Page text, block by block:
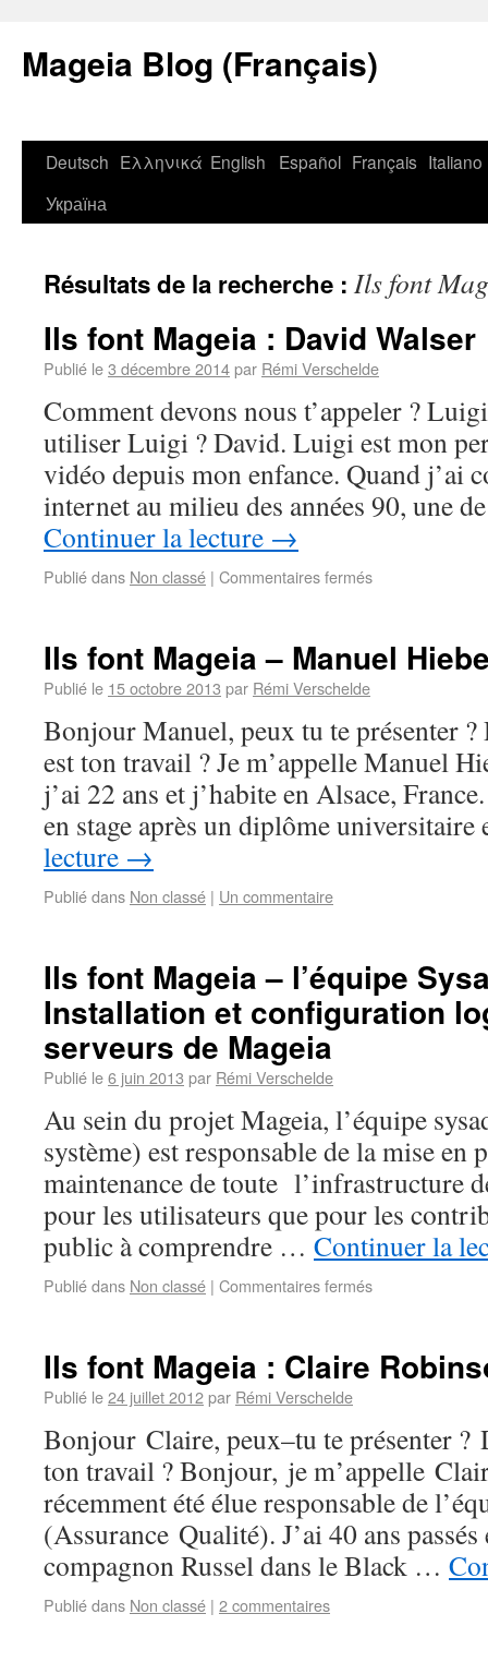
Mageia Blog (Français)
Deutsch Ελληνικά English Español Français Italiano
Україна
Résultats de la recherche : Ils font
Ils font Mageia : David Walser
Publié le3 décembre 2014par Rémi Verschelde
Comment devons nous t’appeler ?
utiliser Luigi ? David. Luigi est mon
vidéo depuis mon enfance. Quand j’ai
internet au milieu des années 90, une
Continuer la lecture →
Publié dans Non classé | Commentaires fermés
Ils font Mageia – Manuel
Publié le 15 octobre 2013 par Rémi Verschelde
Bonjour Manuel, peux tu te présenter ?
est ton travail ? Je m’appelle Manuel
j’ai 22 ans et j’habite en Alsace,
en stage après un diplôme
lecture →
Publié dans Non classé | Un commentaire
Ils font Mageia – l’équipe
Installation et configuration
serveurs de Mageia
Publié le6 juin 2013 par Rémi Verschelde
Au sein du projet Mageia, l’équipe
système) est responsable de la mise en
maintenance de toute l’infrastructure
pour les utilisateurs que pour les
public à comprendre … Continuer la
Publié dans Non classé | Commentaires fermés
Ils font Mageia : Claire
Publié le24 juillet 2012par Rémi Verschelde
Bonjour Claire, peux–tu te présenter ?
ton travail ? Bonjour, je m’appelle
récemment été élue responsable de
(Assurance Qualité). J’ai 40 ans
compagnon Russel dans le Black …
Publié dans Non classé | 2 commentaires